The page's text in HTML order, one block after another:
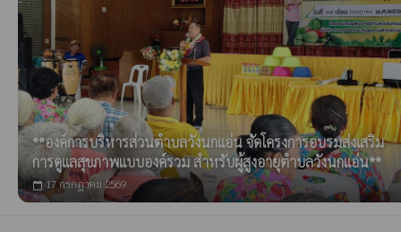
**องค์การบริหารส่วนตำบลวังนกแอ่น จัดโครงการอบรมส่งเสริม
การดูแลสุขภาพแบบองค์รวม สำหรับผู้สูงอายุตำบลวังนกแอ่น**
calendar_today 17 กรกฎาคม 2569